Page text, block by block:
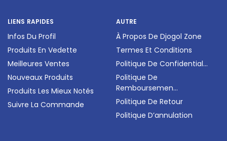
LIENS RAPIDES
Infos Du Profil
Produits En Vedette
Meilleures Ventes
Nouveaux Produits
Produits Les Mieux Notés
Suivre La Commande
AUTRE
À Propos De Djogol Zone
Termes Et Conditions
Politique De Confidential...
Politique De
Remboursemen...
Politique De Retour
Politique D’annulation